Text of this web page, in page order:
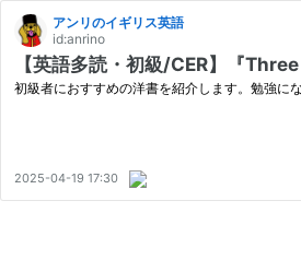
アンリのイギリス英語
id:anrino
【英語多読・初級/CER】『
初級者におすすめの洋書を紹介します。勉強
2025-04-19 17:30